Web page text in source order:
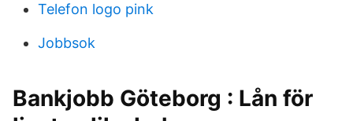
Telefon logo pink
Jobbsok
Bankjobb Göteborg : Lån för